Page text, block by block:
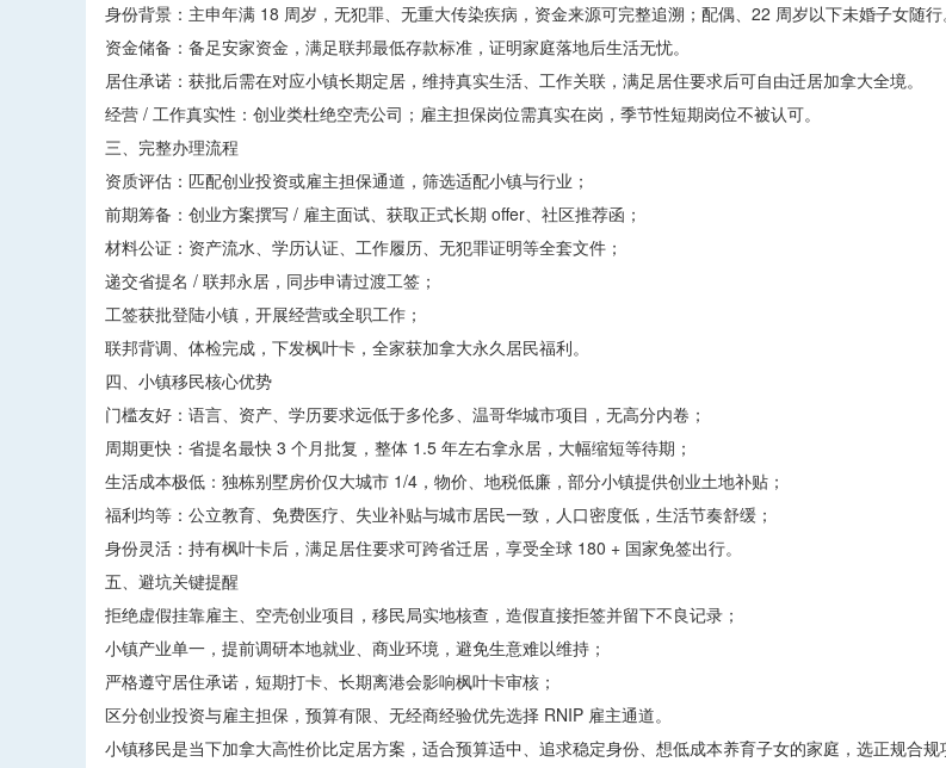
身份背景：主申年满 18 周岁，无犯罪、无重大传染疾病，资金来源可完整追溯；配偶、22 周岁以下未婚子女随行
资金储备：备足安家资金，满足联邦最低存款标准，证明家庭落地后生活无忧。
居住承诺：获批后需在对应小镇长期定居，维持真实生活、工作关联，满足居住要求后可自由迁居加拿大全境。
经营 / 工作真实性：创业类杜绝空壳公司；雇主担保岗位需真实在岗，季节性短期岗位不被认可。
三、完整办理流程
资质评估：匹配创业投资或雇主担保通道，筛选适配小镇与行业；
前期筹备：创业方案撰写 / 雇主面试、获取正式长期 offer、社区推荐函；
材料公证：资产流水、学历认证、工作履历、无犯罪证明等全套文件；
递交省提名 / 联邦永居，同步申请过渡工签；
工签获批登陆小镇，开展经营或全职工作；
联邦背调、体检完成，下发枫叶卡，全家获加拿大永久居民福利。
四、小镇移民核心优势
门槛友好：语言、资产、学历要求远低于多伦多、温哥华城市项目，无高分内卷；
周期更快：省提名最快 3 个月批复，整体 1.5 年左右拿永居，大幅缩短等待期；
生活成本极低：独栋别墅房价仅大城市 1/4，物价、地税低廉，部分小镇提供创业土地补贴；
福利均等：公立教育、免费医疗、失业补贴与城市居民一致，人口密度低，生活节奏舒缓；
身份灵活：持有枫叶卡后，满足居住要求可跨省迁居，享受全球 180 + 国家免签出行。
五、避坑关键提醒
拒绝虚假挂靠雇主、空壳创业项目，移民局实地核查，造假直接拒签并留下不良记录；
小镇产业单一，提前调研本地就业、商业环境，避免生意难以维持；
严格遵守居住承诺，短期打卡、长期离港会影响枫叶卡审核；
区分创业投资与雇主担保，预算有限、无经商经验优先选择 RNIP 雇主通道。
小镇移民是当下加拿大高性价比定居方案，适合预算适中、追求稳定身份、想低成本养育子女的家庭，选正规合